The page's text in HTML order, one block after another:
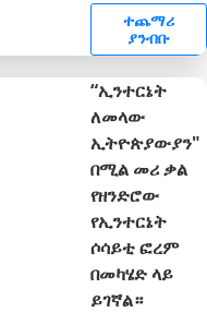
ተጨማሪ
ያንብቡ
“ኢንተርኔት
ለመላው
ኢትዮጵያውያን"
በሚል መሪ ቃል
የዘንድሮው
የኢንተርኔት
ሶሳይቲ ፎረም
በመካሄድ ላይ
ይገኛል።